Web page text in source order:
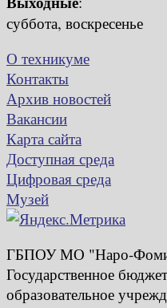
суббота, воскресенье
О техникуме
Контакты
Архив новостей
Вакансии
Карта сайта
Доступная среда
Цифровая среда
Музей
ГБПОУ МО "Наро-
Государственное
образовательное